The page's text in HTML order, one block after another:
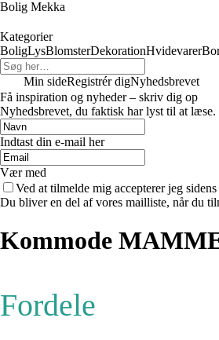
Bolig Mekka
Kategorier
BoligLysBlomsterDekorationHvidevarer
Min sideRegistrér digNyhedsbrevet
Få inspiration og nyheder – skriv dig op
Nyhedsbrevet, du faktisk har lyst til at læse.
Indtast din e-mail her
Vær med
Ved at tilmelde mig accepterer jeg
Du bliver en del af vores mailliste, når du
Kommode
Fordele